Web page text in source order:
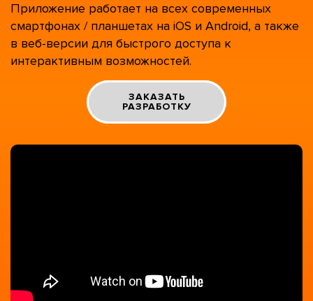
Приложение работает на всех современных
смартфонах / планшетах на iOS и Android, а также
в веб-версии для быстрого доступа к
интерактивным возможностей.
ЗАКАЗАТЬ
РАЗРАБОТКУ